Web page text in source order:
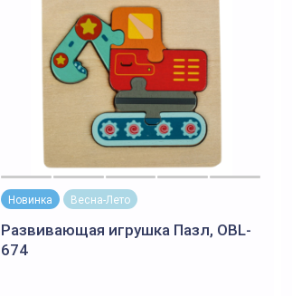
Новинка Весна-Лето
Развивающая игрушка Пазл, OBL-
674